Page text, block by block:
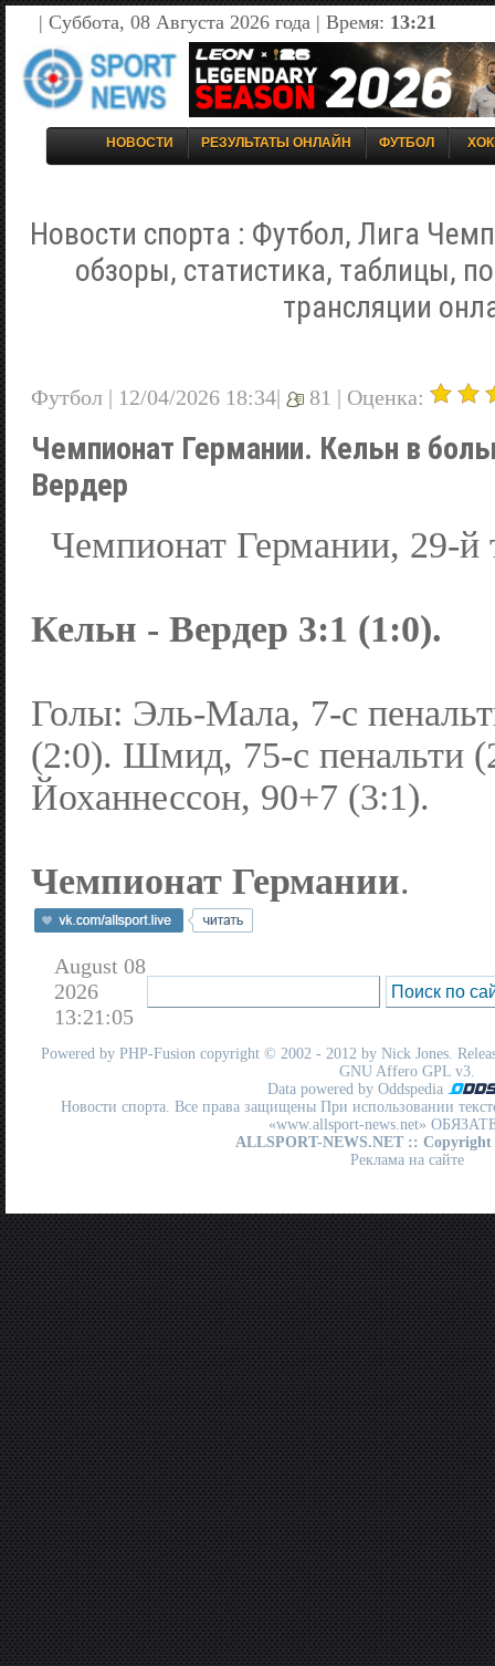
| Суббота, 08 Августа 2026 года | Время: 13:21
НОВОСТИ РЕЗУЛЬТАТЫ ОНЛАЙН ФУТБОЛ
Новости спорта : Футбол, Лига
обзоры, статистика, таблицы,
трансляции
Футбол | 12/04/2026 18:34| 81 | Оценка:
Чемпионат Германии. Кельн в
Вердер
Чемпионат Германии, 29-й
Кельн - Вердер 3:1 (1:0).
Голы: Эль-Мала, 7-с
(2:0). Шмид, 75-с пенальти
Йоханнессон, 90+7 (3:1).
Чемпионат Германии.
August 08
2026
13:21:05
Powered by PHP-Fusion copyright © 2002 - 2012 by Nick Jones.
GNU Affero GPL v3.
Data powered by Oddspedia
Новости спорта. Все права защищены При использовании
«www.allsport-news.net»
ALLSPORT-NEWS.NET :: Copyright
Реклама на сайте